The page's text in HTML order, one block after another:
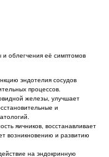
и облегчения её симптомов
эндотелия сосудов
процессов.
железы, улучшает
и
яичников, восстанавливает
возникновению и развитию
на эндокринную